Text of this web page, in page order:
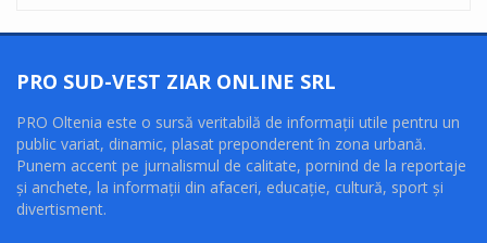
PRO SUD-VEST ZIAR ONLINE SRL
PRO Oltenia este o sursă veritabilă de informaţii utile pentru un
public variat, dinamic, plasat preponderent în zona urbană.
Punem accent pe jurnalismul de calitate, pornind de la reportaje
şi anchete, la informaţii din afaceri, educaţie, cultură, sport şi
divertisment.